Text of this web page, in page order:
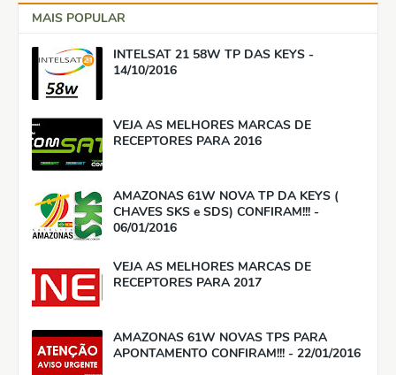
MAIS POPULAR
INTELSAT 21 58W TP DAS KEYS -
14/10/2016
VEJA AS MELHORES MARCAS DE
RECEPTORES PARA 2016
AMAZONAS 61W NOVA TP DA KEYS (
CHAVES SKS e SDS) CONFIRAM!!! -
06/01/2016
VEJA AS MELHORES MARCAS DE
RECEPTORES PARA 2017
AMAZONAS 61W NOVAS TPS PARA
APONTAMENTO CONFIRAM!!! - 22/01/2016